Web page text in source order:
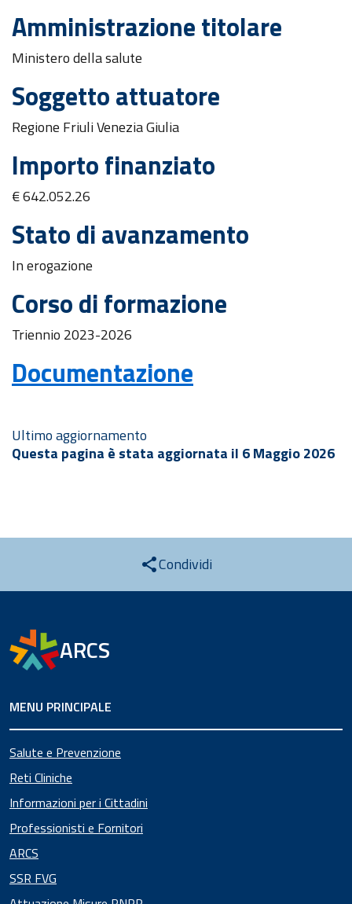
Amministrazione titolare
Ministero della salute
Soggetto attuatore
Regione Friuli Venezia Giulia
Importo finanziato
€ 642.052.26
Stato di avanzamento
In erogazione
Corso di formazione
Triennio 2023-2026
Documentazione
Ultimo aggiornamento
Questa pagina è stata aggiornata il 6 Maggio 2026
Condividi
ARCS
MENU PRINCIPALE
Salute e Prevenzione
Reti Cliniche
Informazioni per i Cittadini
Professionisti e Fornitori
ARCS
SSR FVG